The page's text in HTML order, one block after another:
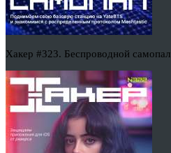
Хакер #323. Беспроводной самопал